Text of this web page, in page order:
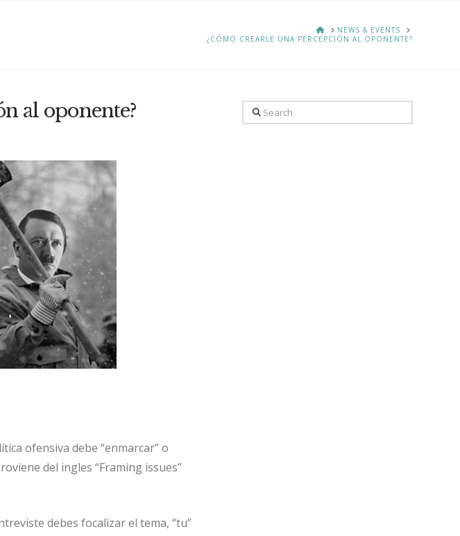
HOMENEWS & EVENTS
¿CÓMO CREARLE UNA PERCEPCIÓN AL OPONENTE?
al oponente?
ofensiva debe “enmarcar” o
del ingles “Framing issues”
debes focalizar el tema, “tu”
Search